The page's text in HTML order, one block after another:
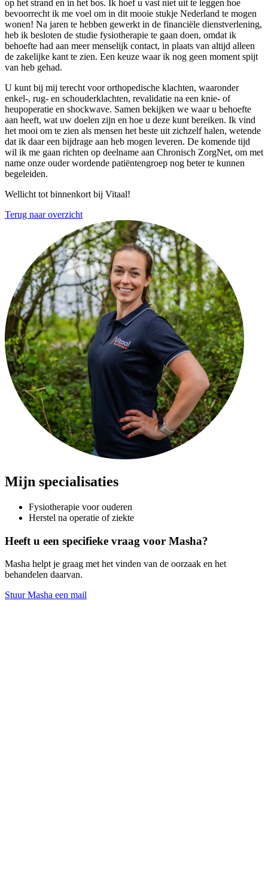
op het strand en in het bos. Ik hoef u vast niet uit te leggen hoe
bevoorrecht ik me voel om in dit mooie stukje Nederland te mogen
wonen! Na jaren te hebben gewerkt in de financiële dienstverlening,
heb ik besloten de studie fysiotherapie te gaan doen, omdat ik
behoefte had aan meer menselijk contact, in plaats van altijd alleen
de zakelijke kant te zien. Een keuze waar ik nog geen moment spijt
van heb gehad.
U kunt bij mij terecht voor orthopedische klachten, waaronder
enkel-, rug- en schouderklachten, revalidatie na een knie- of
heupoperatie en shockwave. Samen bekijken we waar u behoefte
aan heeft, wat uw doelen zijn en hoe u deze kunt bereiken. Ik vind
het mooi om te zien als mensen het beste uit zichzelf halen, wetende
dat ik daar een bijdrage aan heb mogen leveren. De komende tijd
wil ik me gaan richten op deelname aan Chronisch ZorgNet, om met
name onze ouder wordende patiëntengroep nog beter te kunnen
begeleiden.
Wellicht tot binnenkort bij Vitaal!
Terug naar overzicht
Mijn specialisaties
Fysiotherapie voor ouderen
Herstel na operatie of ziekte
Heeft u een specifieke vraag voor Masha?
Masha helpt je graag met het vinden van de oorzaak en het
behandelen daarvan.
Stuur Masha een mail